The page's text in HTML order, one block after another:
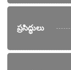
ప్రసిద్ధులు